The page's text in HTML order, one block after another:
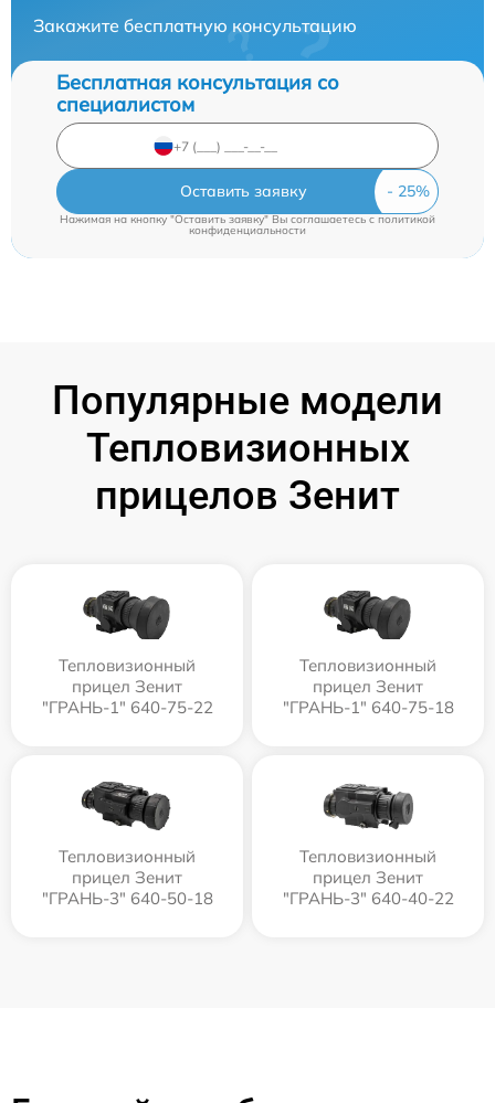
Закажите бесплатную консультацию
Бесплатная консультация со
специалистом
Оставить заявку
Нажимая на кнопку "Оставить заявку" Вы соглашаетесь c политикой
конфиденциальности
Популярные модели
Тепловизионных
прицелов Зенит
Тепловизионный
прицел Зенит
"ГРАНЬ-1" 640-75-22
Тепловизионный
прицел Зенит
"ГРАНЬ-1" 640-75-18
Тепловизионный
прицел Зенит
"ГРАНЬ-3" 640-50-18
Тепловизионный
прицел Зенит
"ГРАНЬ-3" 640-40-22